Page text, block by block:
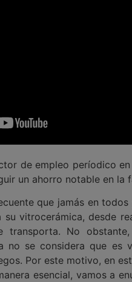
de empleo períodico
un ahorro notable en la
que jamás en
vitrocerámica, desde
transporta. No
no se considera que es
Por este motivo, en
esencial, vamos a